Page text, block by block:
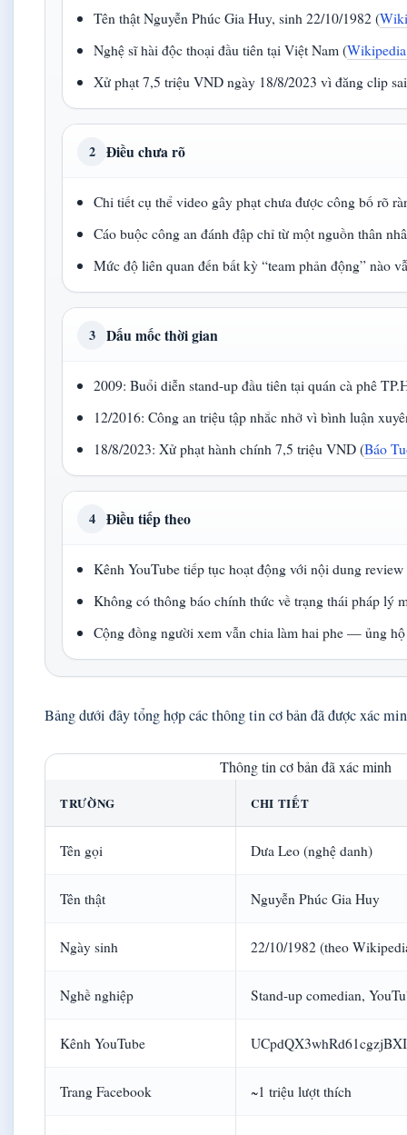
Tên thật Nguyễn Phúc Gia Huy, sinh 22/10/1982 (
Nghệ sĩ hài độc thoại đầu tiên tại Việt Nam (
Xử phạt 7,5 triệu VND ngày 18/8/2023 vì đăng clip
2 Điều chưa rõ
Chi tiết cụ thể video gây phạt chưa được công bố rõ
Cáo buộc công an đánh đập chỉ từ một nguồn thân
Mức độ liên quan đến bất kỳ “team phản động” nào
3 Dấu mốc thời gian
2009: Buổi diễn stand-up đầu tiên tại quán cà phê
12/2016: Công an triệu tập nhắc nhở vì bình luận
18/8/2023: Xử phạt hành chính 7,5 triệu VND (Báo
4 Điều tiếp theo
Kênh YouTube tiếp tục hoạt động với nội dung
Không có thông báo chính thức về trạng thái pháp lý
Cộng đồng người xem vẫn chia làm hai phe — ủng
Bảng dưới đây tổng hợp các thông tin cơ bản đã được xác
Thông tin cơ bản đã xác minh
TRƯỜNG CHI TIẾT
Tên gọi Dưa Leo (nghệ danh)
Tên thật Nguyễn Phúc Gia Huy
Ngày sinh 22/10/1982 (theo
Nghề nghiệp Stand-up comedian,
Kênh YouTube
Trang Facebook ~1 triệu lượt thích